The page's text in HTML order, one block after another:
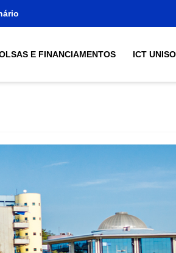
E FINANCIAMENTOS ICT